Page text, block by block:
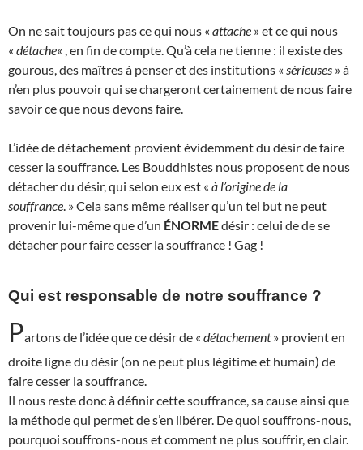
On ne sait toujours pas ce qui nous « attache » et ce qui nous
« détache« , en fin de compte. Qu’à cela ne tienne : il existe des
gourous, des maîtres à penser et des institutions « sérieuses » à
n’en plus pouvoir qui se chargeront certainement de nous faire
savoir ce que nous devons faire.
L’idée de détachement provient évidemment du désir de faire
cesser la souffrance. Les Bouddhistes nous proposent de nous
détacher du désir, qui selon eux est « à l’origine de la
souffrance . » Cela sans même réaliser qu’un tel but ne peut
provenir lui-même que d’un ÉNORMEdésir : celui de de se
détacher pour faire cesser la souffrance ! Gag !
Qui est responsable de notre souffrance ?
Partons de l’idée que ce désir de « détachement» provient en
droite ligne du désir (on ne peut plus légitime et humain) de
faire cesser la souffrance.
Il nous reste donc à définir cette souffrance, sa cause ainsi que
la méthode qui permet de s’en libérer. De quoi souffrons-nous,
pourquoi souffrons-nous et comment ne plus souffrir, en clair.